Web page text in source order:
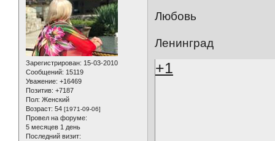
Зарегистрирован: 15-03-2010
Сообщений: 15119
Уважение: +16469
Позитив: +7187
Пол: Женский
Возраст: 54 [1971-09-06]
Провел на форуме:
5 месяцев 1 день
Последний визит:
Любовь
Ленинград
+1